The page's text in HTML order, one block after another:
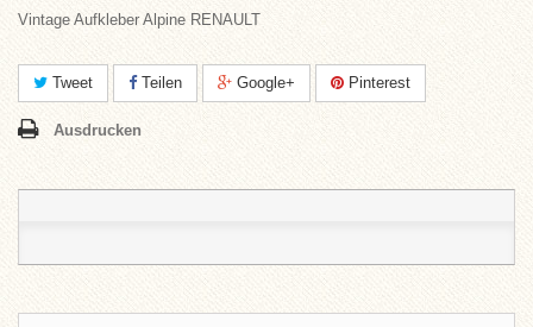
Vintage Aufkleber Alpine RENAULT
Tweet Teilen Google+ Pinterest
Ausdrucken